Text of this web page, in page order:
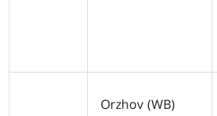
Orzhov (WB)